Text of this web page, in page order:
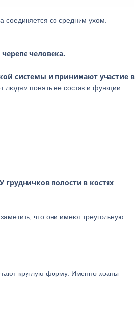
соединяется со средним ухом.
человека.
системы и принимают участие в
людям понять ее состав и функции.
У грудничков полости в костях
что они имеют треугольную
круглую форму. Именно хоаны